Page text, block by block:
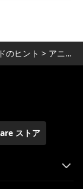
のヒント > アニメファインダー
ストア